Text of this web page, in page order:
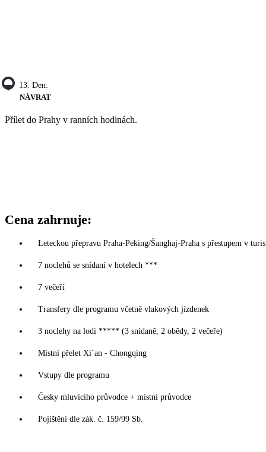
13. Den:
NÁVRAT
Přílet do Prahy v ranních hodinách.
Cena zahrnuje:
Leteckou přepravu Praha-Peking/Šanghaj-Praha s přestupem v
7 noclehů se snídaní v hotelech ***
7 večeří
Transfery dle programu včetně vlakových jízdenek
3 noclehy na lodi ***** (3 snídaně, 2 obědy, 2 večeře)
Místní přelet Xi´an - Chongqing
Vstupy dle programu
Česky mluvícího průvodce + místní průvodce
Pojištění dle zák. č. 159/99 Sb.